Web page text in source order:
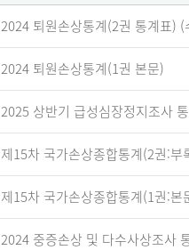
2024 퇴원손상통계(2권 통계표)
2024 퇴원손상통계(1권 본문)
2025 상반기 급성심장정지조사
제15차 국가손상종합통계(2권:
제15차 국가손상종합통계(1권:본
2024 중증손상 및 다수사상조사